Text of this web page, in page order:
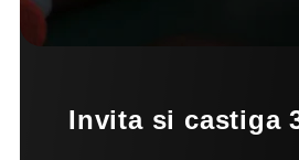
Invita si castiga